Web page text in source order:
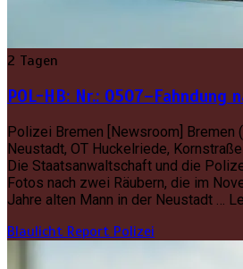
2 Tagen
POL-HB: Nr.: 0507–Fahndung
Polizei Bremen [Newsroom] Bremen
Neustadt, OT Huckelriede,
Die Staatsanwaltschaft und die
Fotos nach zwei Räubern, die im
Jahre alten Mann in der Neustadt …
Blaulicht Report Polizei